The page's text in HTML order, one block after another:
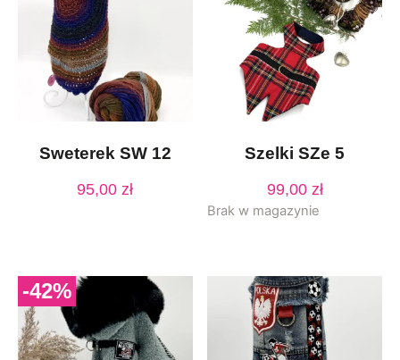
Sweterek SW 12
95,00 zł
Szelki SZe 5
99,00 zł
Brak w magazynie
-42%